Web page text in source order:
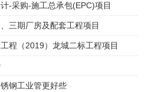
-采购-施工总承包(EPC)项目
三期厂房及配套工程项目
程（2019）龙城二标工程项目
钢工业管更好些